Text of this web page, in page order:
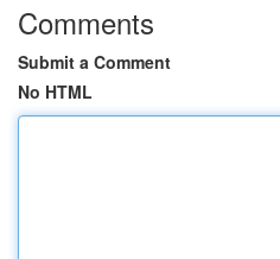
Comments
Submit a Comment
No HTML